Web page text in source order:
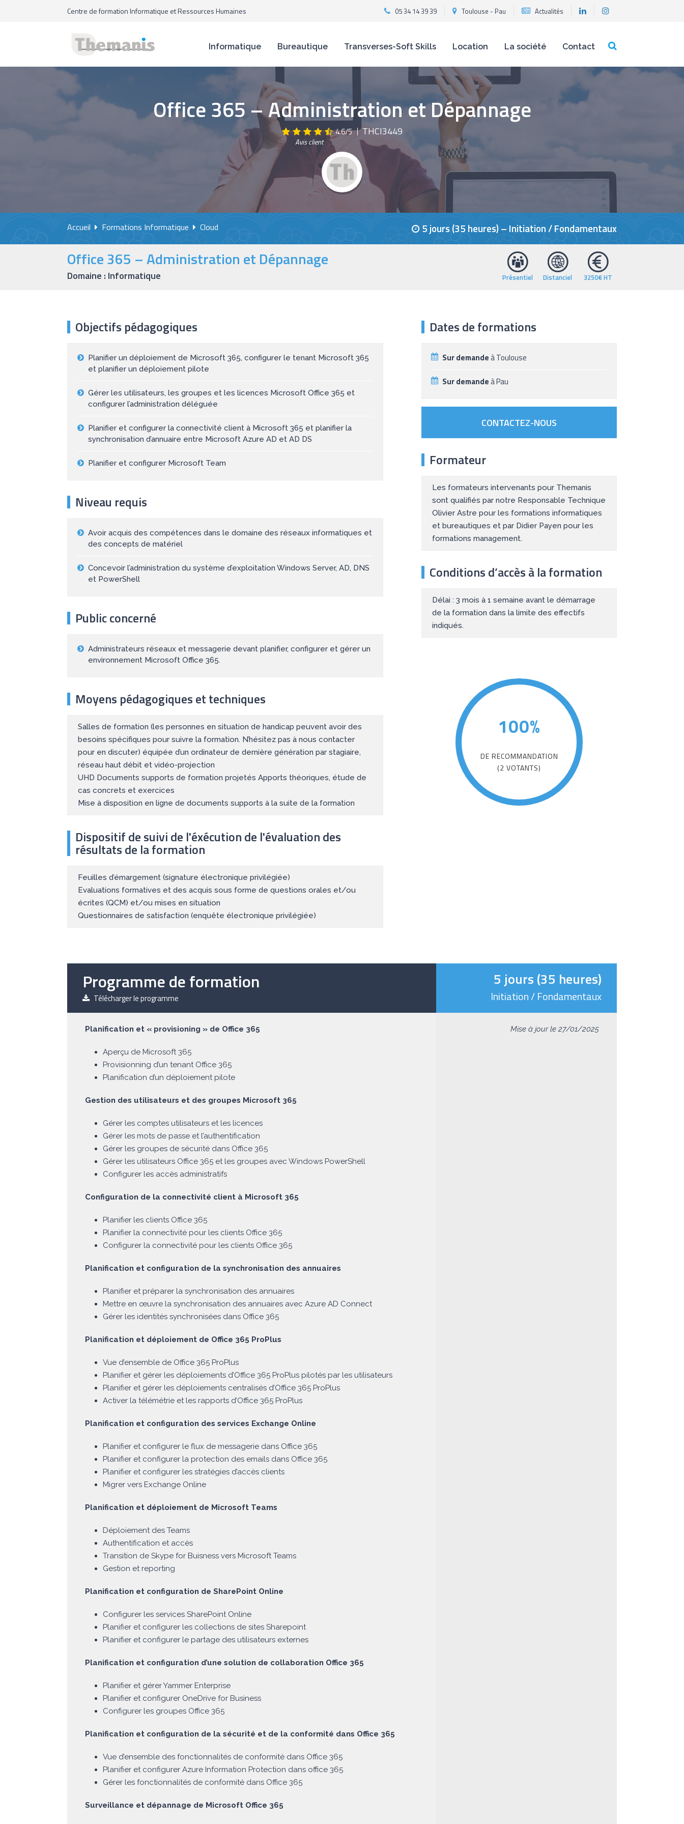
Centre de formation Informatique et Ressources Humaines 05 34 14 39 39 Toulouse - Pau Actualités
Informatique Bureautique Transverses-Soft Skills Location La société Contact
Office 365 – Administration et Dépannage
4.6/5
Avis client
THCI3449
Accueil Formations Informatique Cloud 5 jours (35 heures) – Initiation / Fondamentaux
Office 365 – Administration et Dépannage
Domaine : Informatique Présentiel Distanciel 3250€ HT
Objectifs pédagogiques
Planifier un déploiement de Microsoft 365, configurer le tenant Microsoft 365
et planifier un déploiement pilote
Gérer les utilisateurs, les groupes et les licences Microsoft Office 365 et
configurer l’administration déléguée
Planifier et configurer la connectivité client à Microsoft 365 et planifier la
synchronisation d’annuaire entre Microsoft Azure AD et AD DS
Planifier et configurer Microsoft Team
Niveau requis
Avoir acquis des compétences dans le domaine des réseaux informatiques et
des concepts de matériel
Concevoir l’administration du système d’exploitation Windows Server, AD, DNS
et PowerShell
Public concerné
Administrateurs réseaux et messagerie devant planifier, configurer et gérer un
environnement Microsoft Office 365.
Moyens pédagogiques et techniques
Salles de formation (les personnes en situation de handicap peuvent avoir des
besoins spécifiques pour suivre la formation. N’hésitez pas à nous contacter
pour en discuter) équipée d’un ordinateur de dernière génération par stagiaire,
réseau haut débit et vidéo-projection
UHD Documents supports de formation projetés Apports théoriques, étude de
cas concrets et exercices
Mise à disposition en ligne de documents supports à la suite de la formation
Dispositif de suivi de l'éxécution de l'évaluation des
résultats de la formation
Feuilles d’émargement (signature électronique privilégiée)
Evaluations formatives et des acquis sous forme de questions orales et/ou
écrites (QCM) et/ou mises en situation
Questionnaires de satisfaction (enquête électronique privilégiée)
Dates de formations
Sur demandeà Toulouse
Sur demandeà Pau
CONTACTEZ-NOUS
Formateur
Les formateurs intervenants pour Themanis
sont qualifiés par notre Responsable Technique
Olivier Astre pour les formations informatiques
et bureautiques et par Didier Payen pour les
formations management.
Conditions d’accès à la formation
Délai : 3 mois à 1 semaine avant le démarrage
de la formation dans la limite des effectifs
indiqués.
100%
DE RECOMMANDATION
(2 VOTANTS)
Programme de formation
Télécharger le programme
5 jours (35 heures)
Initiation / Fondamentaux
Planification et « provisioning » de Office 365
Aperçu de Microsoft 365‎‎ ‎
Provisionning d’un tenant Office 365‎
Planification d’un déploiement pilote
Gestion des utilisateurs et des groupes Microsoft 365
Gérer les comptes utilisateurs et les licences
Gérer les mots de passe et l’authentification
Gérer les groupes de sécurité dans Office 365
Gérer les utilisateurs Office 365 et les groupes avec Windows PowerShell
Configurer les accès administratifs
Configuration de la connectivité client à Microsoft 365
Planifier les clients Office 365
Planifier la connectivité pour les clients Office 365
Configurer la connectivité pour les clients Office 365
Planification et configuration de la synchronisation des annuaires
Planifier et préparer la synchronisation des annuaires
Mettre en œuvre la synchronisation des annuaires avec Azure AD Connect
Gérer les identités synchronisées dans Office 365
Planification et déploiement de Office 365 ProPlus
Vue d’ensemble de Office 365 ProPlus
Planifier et gérer les déploiements d’Office 365 ProPlus pilotés par les utilisateurs
Planifier et gérer les déploiements centralisés d’Office 365 ProPlus
Activer la télémétrie et les rapports d’Office 365 ProPlus
Planification et configuration des services Exchange Online
Planifier et configurer le flux de messagerie dans Office 365
Planifier et configurer la protection des emails dans Office 365
Planifier et configurer les stratégies d’accès clients
Migrer vers Exchange Online
Planification et déploiement de Microsoft Teams
Déploiement des Teams
Authentification et accès
Transition de Skype for Buisness vers Microsoft Teams
Gestion et reporting
Planification et configuration de SharePoint Online
Configurer les services SharePoint Online
Planifier et configurer les collections de sites Sharepoint
Planifier et configurer le partage des utilisateurs externes
Planification et configuration d’une solution de collaboration Office 365
Planifier et gérer Yammer Enterprise
Planifier et configurer OneDrive for Business
Configurer les groupes Office 365
Planification et configuration de la sécurité et de la conformité dans Office 365
Vue d’ensemble des fonctionnalités de conformité dans Office 365
Planifier et configurer Azure Information Protection dans office 365
Gérer les fonctionnalités de conformité dans Office 365
Surveillance et dépannage de Microsoft Office 365
Mise à jour le 27/01/2025